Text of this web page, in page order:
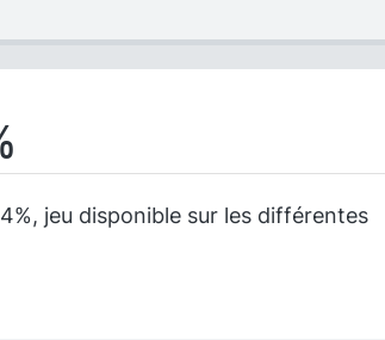
jeu disponible sur les différentes